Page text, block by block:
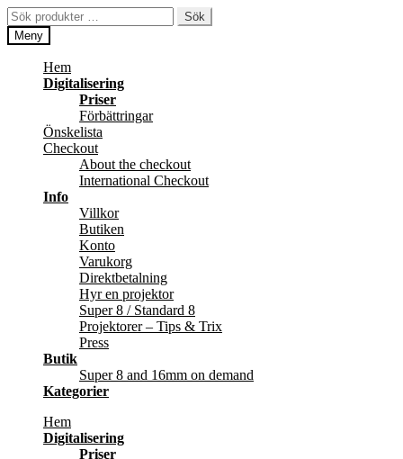
Hoppa
till
navigering
Hoppa
till
innehåll
Sök
efter:
Sök
Meny
Hem
Digitalisering
Priser
Förbättringar
Önskelista
Checkout
About the checkout
International Checkout
Info
Villkor
Butiken
Konto
Varukorg
Direktbetalning
Hyr en projektor
Super 8 / Standard 8
Projektorer – Tips & Trix
Press
Butik
Super 8 and 16mm on demand
Kategorier
Hem
Digitalisering
Priser